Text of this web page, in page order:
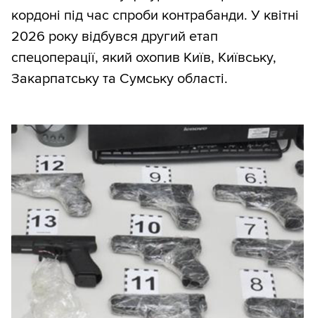
кордоні під час спроби контрабанди. У квітні
2026 року відбувся другий етап
спецоперації, який охопив Київ, Київську,
Закарпатську та Сумську області.